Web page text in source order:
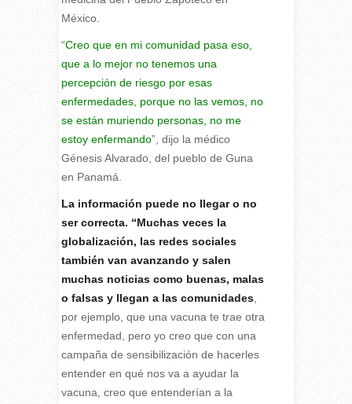
México.
“Creo que en mi comunidad pasa eso,
que a lo mejor no tenemos una
percepción de riesgo por esas
enfermedades, porque no las vemos, no
se están muriendo personas, no me
estoy enfermando”, dijo la médico
Génesis Alvarado, del pueblo de Guna
en Panamá.
La información puede no llegar o no
ser correcta. “Muchas veces la
globalización, las redes sociales
también van avanzando y salen
muchas noticias como buenas, malas
o falsas y llegan a las comunidades,
por ejemplo, que una vacuna te trae otra
enfermedad, pero yo creo que con una
campaña de sensibilización de hacerles
entender en qué nos va a ayudar la
vacuna, creo que entenderían a la